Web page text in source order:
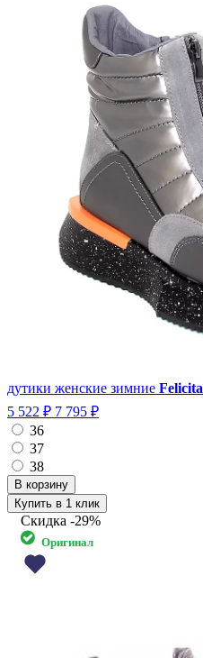
дутики женские зимние Felicita
5 522 ₽ 7 795 ₽
36
37
38
Купить в 1 клик
Скидка -29%
Оригинал